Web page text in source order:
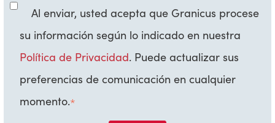
Al enviar, usted acepta que Granicus procese
su información según lo indicado en nuestra
Política de Privacidad. Puede actualizar sus
preferencias de comunicación en cualquier
momento.*